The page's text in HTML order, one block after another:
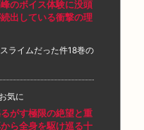
のボイス体験に没頭
出している衝撃の理
ライムだった件18巻の
お気に
がす極限の絶望と重
ら全身を駆け巡る十